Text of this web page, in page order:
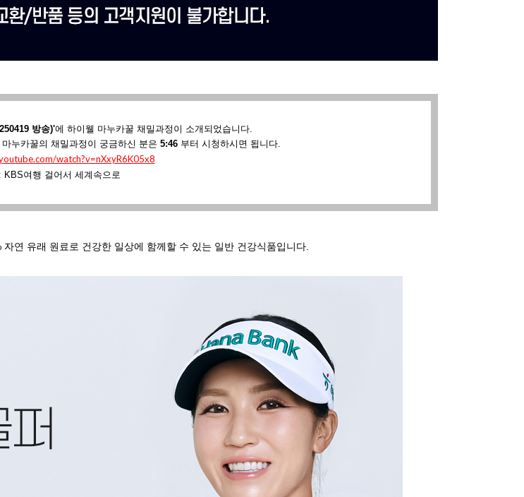
방송)'에 하이웰 마누카꿀 채밀과정이 소개되었습니다.
누카꿀의 채밀과정이 궁금하신 분은 5:46부터 시청하시면 됩니다.
watch?v=nXxyR6K05x8
KBS여행 걸어서 세계속으로
자연 유래 원료로 건강한 일상에 함께할 수 있는 일반 건강식품입니다.